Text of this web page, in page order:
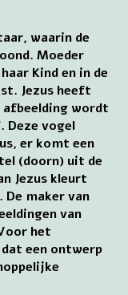
waarin de
Moeder
Kind en in de
Jezus heeft
afbeelding wordt
Deze vogel
er komt een
(doorn) uit de
Jezus kleurt
De maker van
van
het
een ontwerp